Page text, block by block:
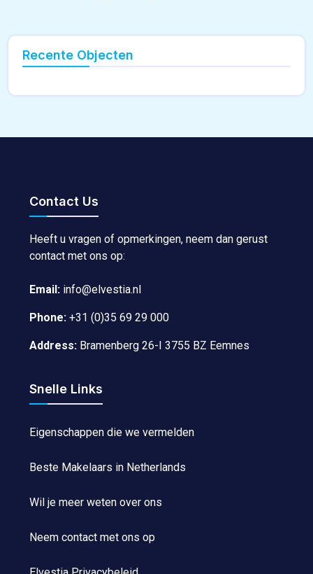
Recente Objecten
Contact Us
Heeft u vragen of opmerkingen, neem dan gerust
contact met ons op:
Email: info@elvestia.nl
Phone: +31 (0)35 69 29 000
Address: Bramenberg 26-I 3755 BZ Eemnes
Snelle Links
Eigenschappen die we vermelden
Beste Makelaars in Netherlands
Wil je meer weten over ons
Neem contact met ons op